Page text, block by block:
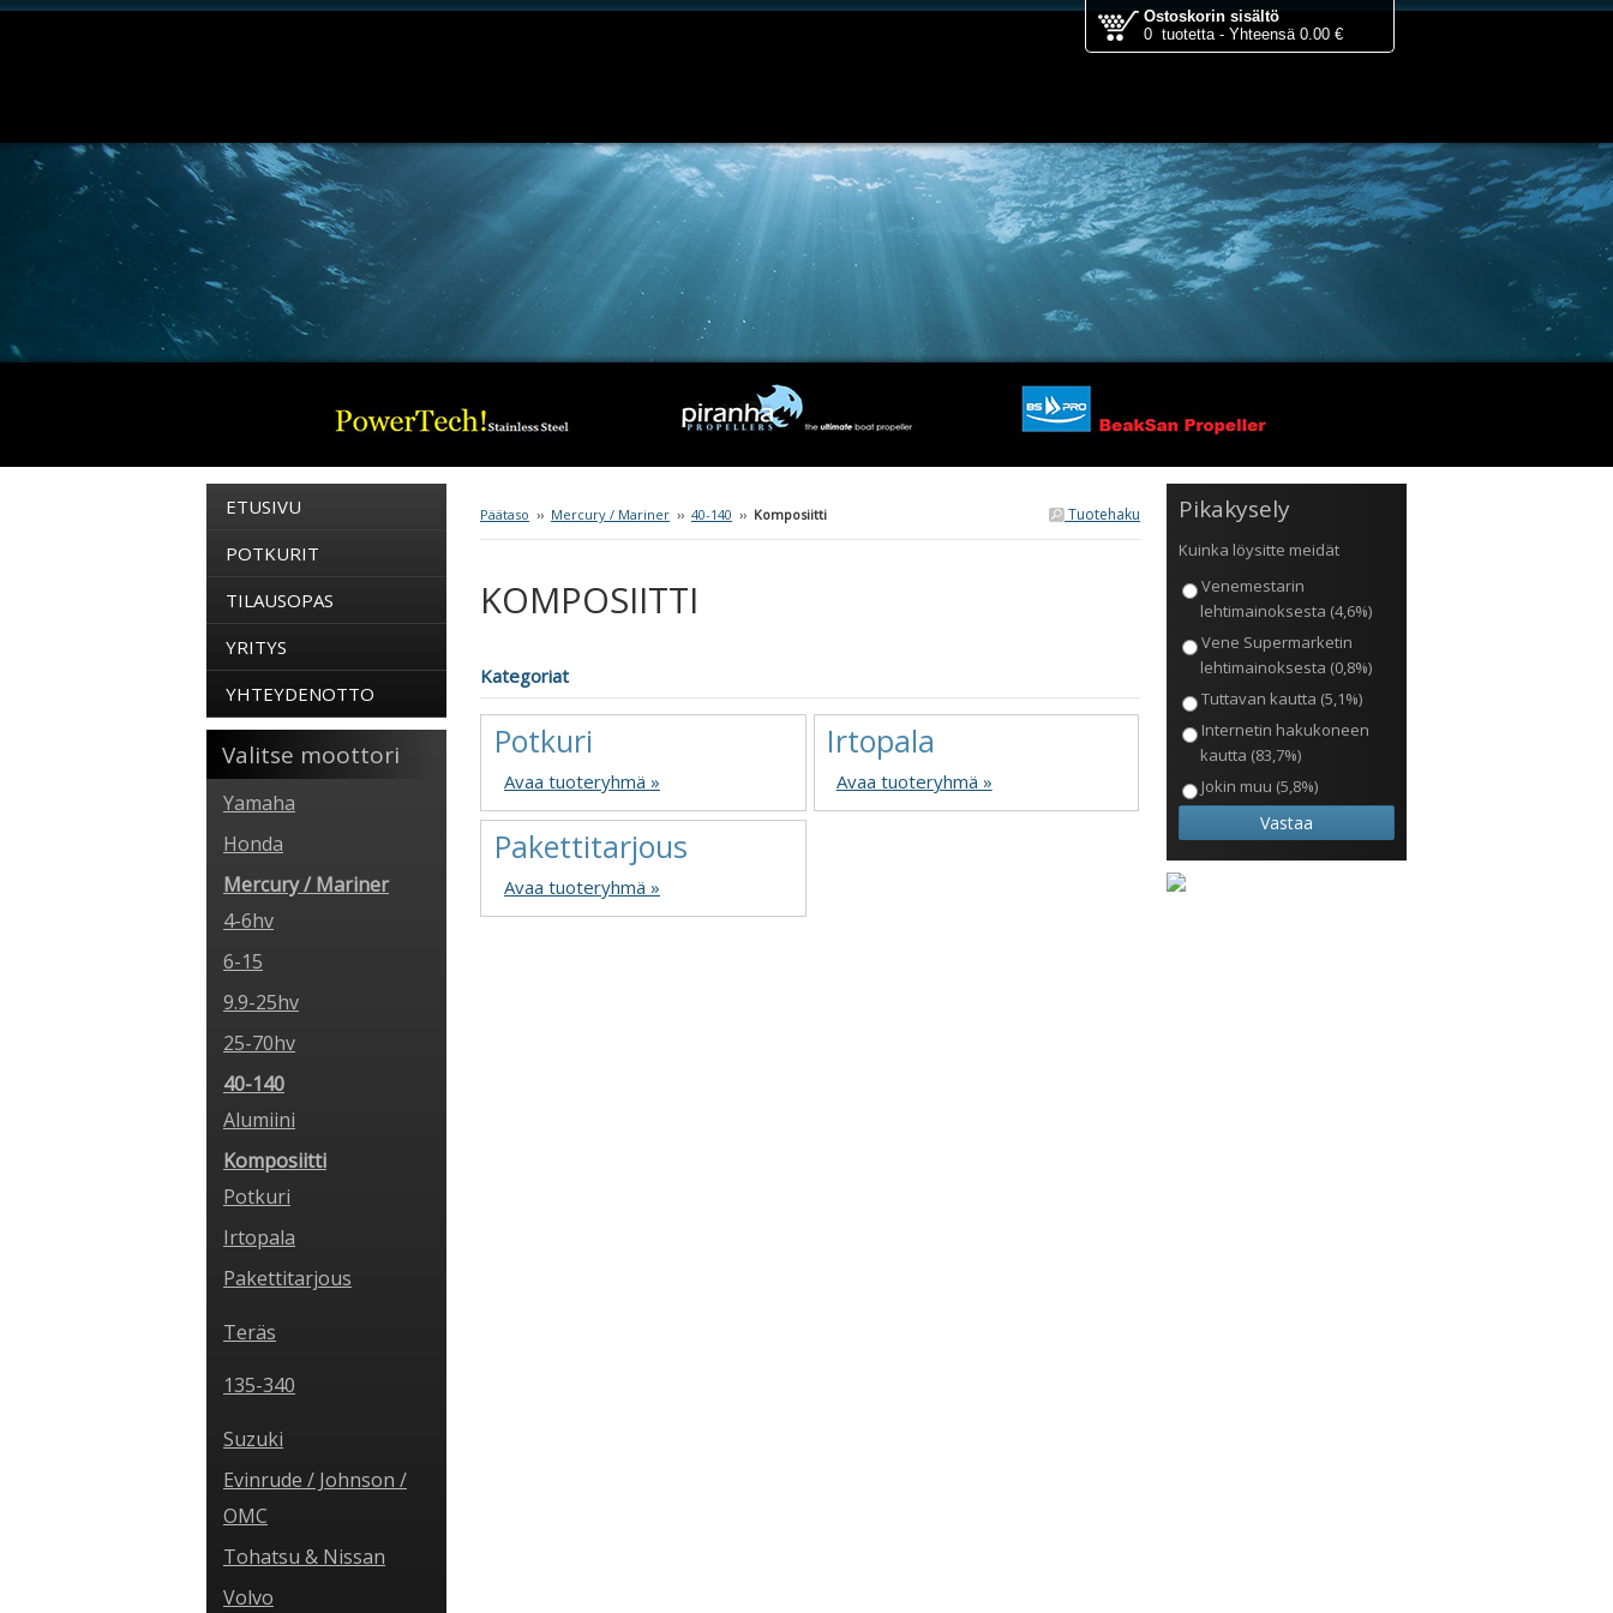
Ostoskorin sisältö
0 tuotetta - Yhteensä 0.00 €
Tuotehaku
Päätaso ›› Mercury / Mariner ›› 40-140 ›› Komposiitti
KOMPOSIITTI
Kategoriat
Potkuri
Avaa tuoteryhmä »
Irtopala
Avaa tuoteryhmä »
Pakettitarjous
Avaa tuoteryhmä »
ETUSIVU
POTKURIT
TILAUSOPAS
YRITYS
YHTEYDENOTTO
Valitse moottori
Yamaha
Honda
Mercury / Mariner
4-6hv
6-15
9.9-25hv
25-70hv
40-140
Alumiini
Komposiitti
Potkuri
Irtopala
Pakettitarjous
Teräs
135-340
Suzuki
Evinrude / Johnson /
OMC
Tohatsu & Nissan
Volvo
Pikakysely
Kuinka löysitte meidät
Venemestarin
lehtimainoksesta (4,6%)
Vene Supermarketin
lehtimainoksesta (0,8%)
Tuttavan kautta (5,1%)
Internetin hakukoneen
kautta (83,7%)
Jokin muu (5,8%)